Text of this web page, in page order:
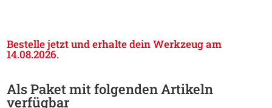
Bestelle jetzt und erhalte dein Werkzeug am
14.08.2026.
Als Paket mit folgenden Artikeln
verfügbar